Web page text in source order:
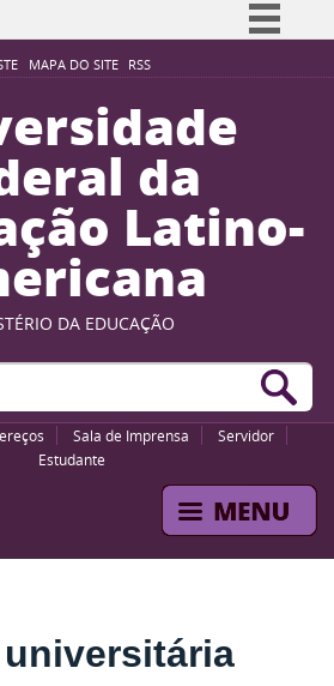
MAPA DO SITE RSS
Simplifique!
Participe
Acesso à informação
Legislação
Canais
da
Latino-
DA EDUCAÇÃO
Sala de Imprensa
Servidor
Estudante